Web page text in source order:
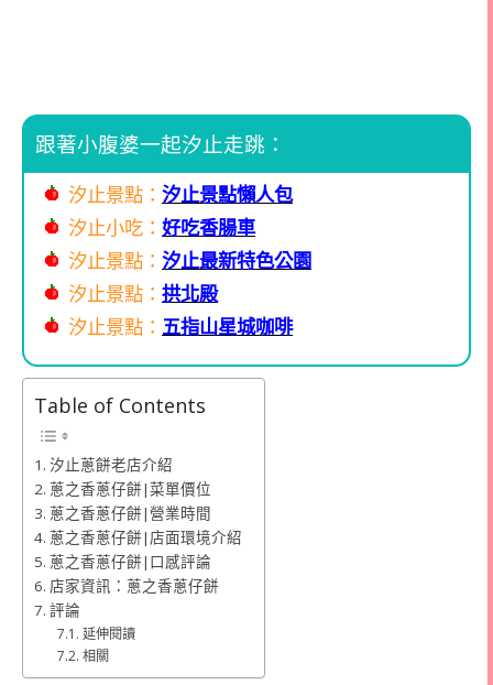
跟著小腹婆一起汐止走跳：
汐止景點： 汐止景點懶人包
汐止小吃： 好吃香腸車
汐止景點： 汐止最新特色公園
汐止景點： 拱北殿
汐止景點： 五指山星城咖啡
Table of Contents
汐止蔥餅老店介紹
蔥之香蔥仔餅|菜單價位
蔥之香蔥仔餅|營業時間
蔥之香蔥仔餅|店面環境介紹
蔥之香蔥仔餅|口感評論
店家資訊：蔥之香蔥仔餅
評論
延伸閱讀
相關